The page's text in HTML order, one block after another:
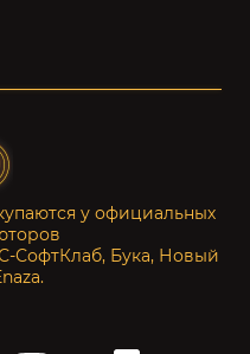
у официальных
СофтКлаб, Бука, Новый